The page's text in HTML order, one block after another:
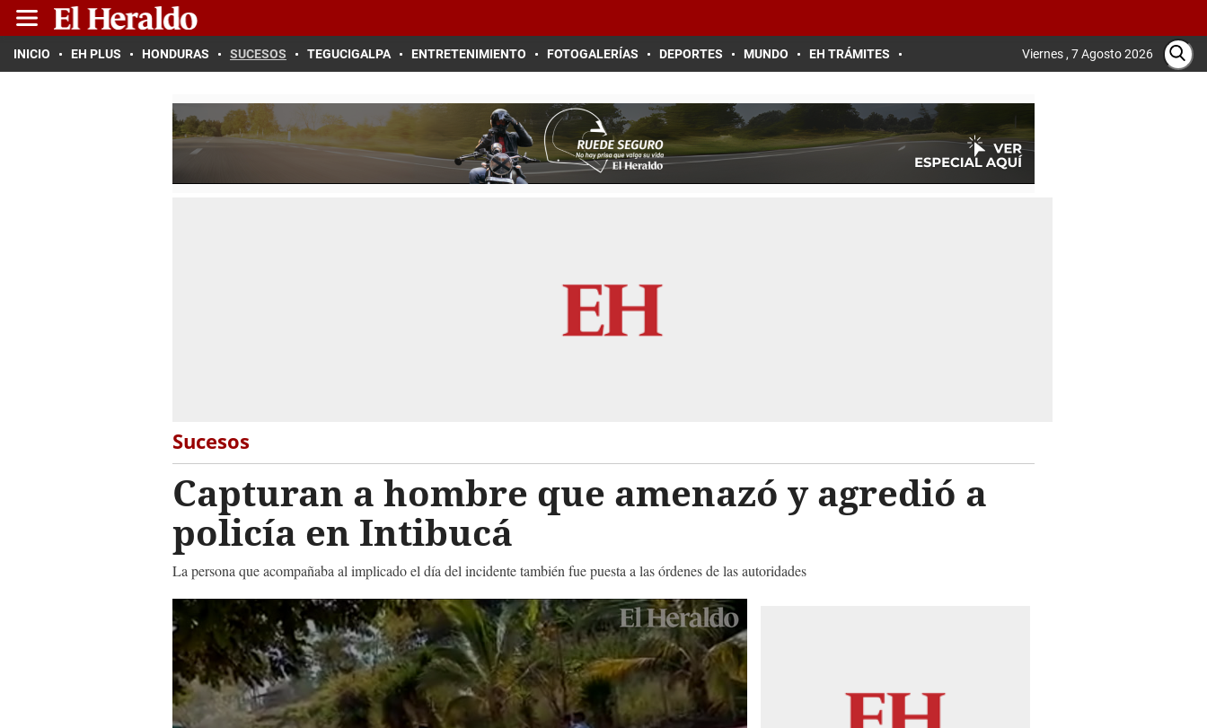
INICIO EH PLUS HONDURAS SUCESOS TEGUCIGALPA ENTRETENIMIENTO FOTOGALERÍAS DEPORTES MUNDO EH TRÁMITES Viernes , 7 Agosto 2026
Sucesos
Capturan a hombre que amenazó y agredió a
policía en Intibucá
La persona que acompañaba al implicado el día del incidente también fue puesta a las órdenes de las autoridades
seconds
of
minute,
28
secondsVolume
90%